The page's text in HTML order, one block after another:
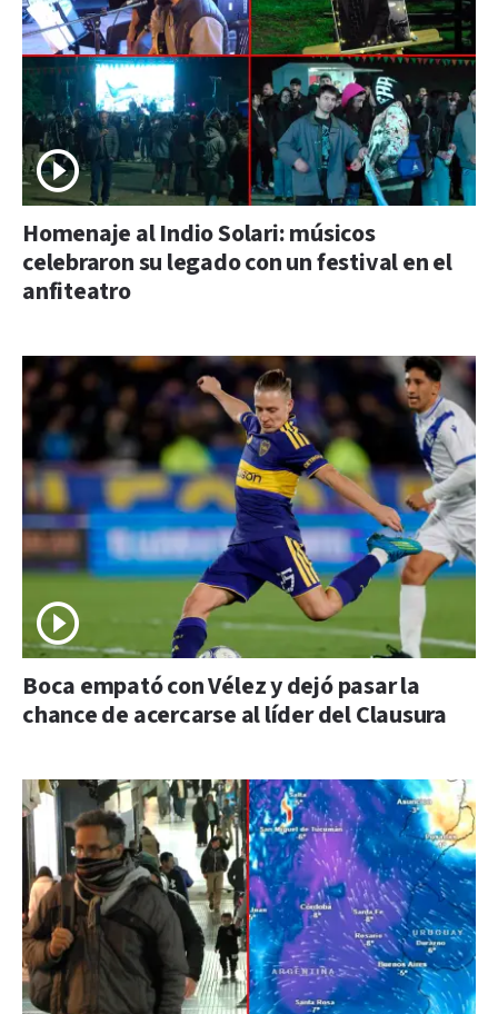
Homenaje al Indio Solari: músicos
celebraron su legado con un festival en el
anfiteatro
Boca empató con Vélez y dejó pasar la
chance de acercarse al líder del Clausura